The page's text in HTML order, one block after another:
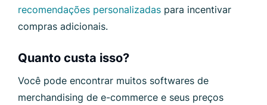
recomendações personalizadas para incentivar
compras adicionais.
Quanto custa isso?
Você pode encontrar muitos softwares de
merchandising de e-commerce e seus preços